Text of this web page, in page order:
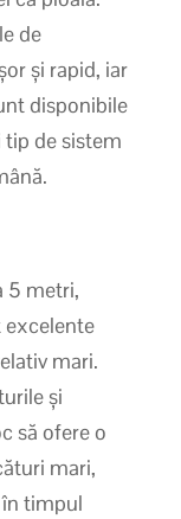
de
și rapid, iar
disponibile
tip de sistem
5 metri,
excelente
mari.
și
să ofere o
mari,
în timpul